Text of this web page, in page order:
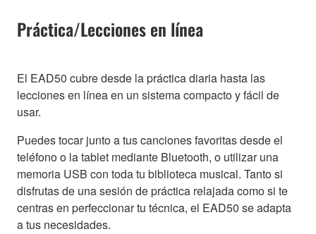
Práctica/Lecciones en línea
El EAD50 cubre desde la práctica diaria hasta las
lecciones en línea en un sistema compacto y fácil de
usar.
Puedes tocar junto a tus canciones favoritas desde el
teléfono o la tablet mediante Bluetooth, o utilizar una
memoria USB con toda tu biblioteca musical. Tanto si
disfrutas de una sesión de práctica relajada como si te
centras en perfeccionar tu técnica, el EAD50 se adapta
a tus necesidades.